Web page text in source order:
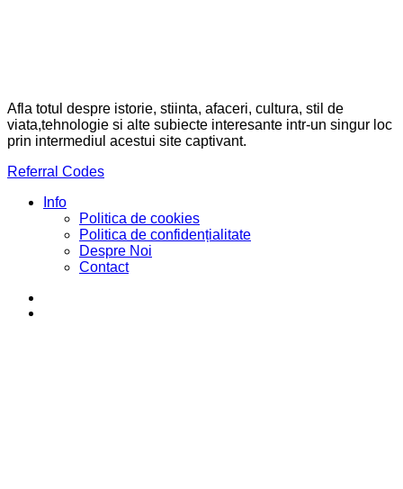
Afla totul despre istorie, stiinta, afaceri, cultura, stil de
viata,tehnologie si alte subiecte interesante intr-un singur loc
prin intermediul acestui site captivant.
Referral Codes
Info
Politica de cookies
Politica de confidențialitate
Despre Noi
Contact